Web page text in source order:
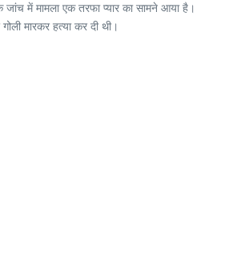
में मामला एक तरफा प्यार का सामने आया है।
मारकर हत्या कर दी थी।